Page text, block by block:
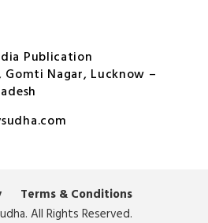
Publication
Gomti Nagar, Lucknow –
Terms & Conditions
All Rights Reserved.